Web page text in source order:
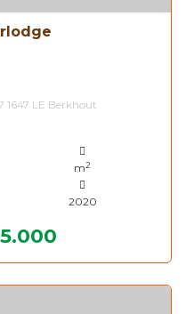
1647 LE Berkhout
m2
2020